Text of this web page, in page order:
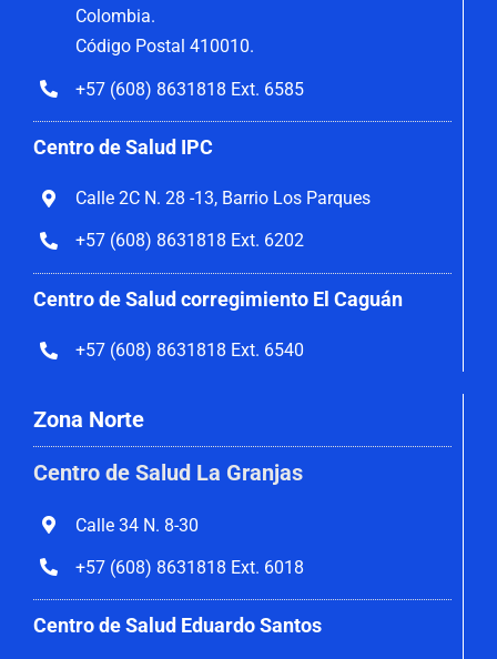
Colombia.
Código Postal 410010.
+57 (608) 8631818 Ext. 6585
Centro de Salud IPC
Calle 2C N. 28 -13, Barrio Los Parques
+57 (608) 8631818 Ext. 6202
Centro de Salud corregimiento El Caguán
+57 (608) 8631818 Ext. 6540
Zona Norte
Centro de Salud La Granjas
Calle 34 N. 8-30
+57 (608) 8631818 Ext. 6018
Centro de Salud Eduardo Santos